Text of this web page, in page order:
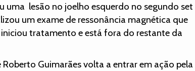
uma lesão no joelho esquerdo no segundo set
um exame de ressonância magnética que
tratamento e está fora do restante da
Guimarães volta a entrar em ação pela